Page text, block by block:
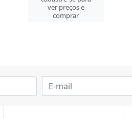
ver preços e
comprar